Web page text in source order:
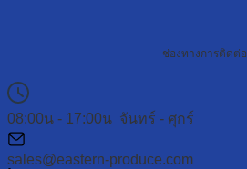
ช่องทางการติดต่อ
08:00น - 17:00น จันทร์ - ศุกร์
sales@eastern-produce.com